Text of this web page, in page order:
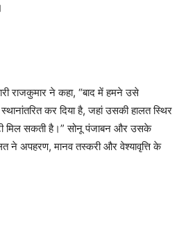
राजकुमार ने कहा, “बाद में हमने उसे
कर दिया है, जहां उसकी हालत स्थिर
मिल सकती है।” सोनू पंजाबन और उसके
ने अपहरण, मानव तस्करी और वेश्यावृत्ति के